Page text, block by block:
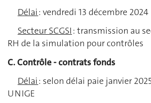
Délai : vendredi 13 décembre 2024
Secteur SCGSI : transmission au
RH de la simulation pour contrôles
C. Contrôle - contrats fonds
Délai : selon délai paie janvier
UNIGE